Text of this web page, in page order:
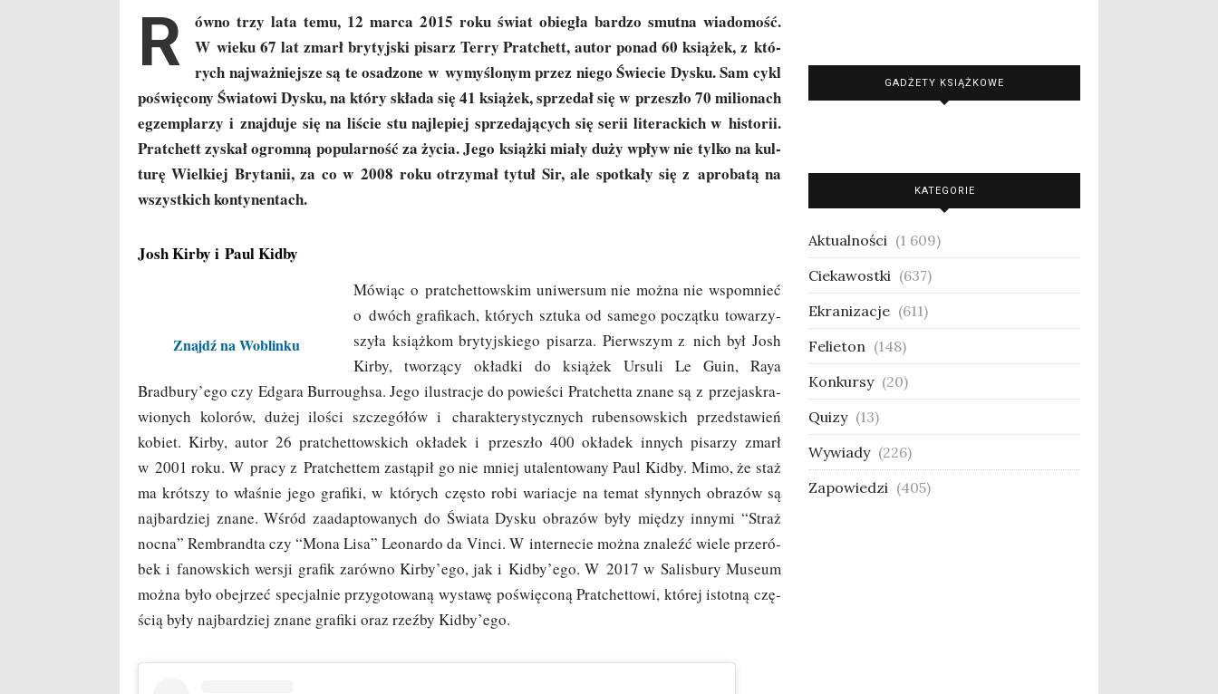
R
ów­no trzy lata temu, 12 mar­ca 2015 roku świat obie­gła bar­dzo smut­na wia­do­mość.
W wie­ku 67 lat zmarł bry­tyj­ski pisarz Ter­ry Prat­chett, autor ponad 60 ksią­żek, z któ­
rych naj­waż­niej­sze są te osa­dzo­ne w wymy­ślo­nym przez nie­go Świe­cie Dys­ku. Sam cykl
poświę­co­ny Świa­to­wi Dys­ku, na któ­ry skła­da się 41 ksią­żek, sprze­dał się w prze­szło 70 milio­nach
egzem­pla­rzy i znaj­du­je się na liście stu naj­le­piej sprze­da­ją­cych się serii lite­rac­kich w histo­rii.
Prat­chett zyskał ogrom­ną popu­lar­ność za życia. Jego książ­ki mia­ły duży wpływ nie tyl­ko na kul­
tu­rę Wiel­kiej Bry­ta­nii, za co w 2008 roku otrzy­mał tytuł Sir, ale spo­tka­ły się z apro­ba­tą na
wszyst­kich kontynentach.
Josh Kirby i Paul Kidby
Znajdź na Woblinku
Mówiąc o prat­chet­tow­skim uni­wer­sum nie moż­na nie wspo­mnieć
o dwóch gra­fi­kach, któ­rych sztu­ka od same­go począt­ku towa­rzy­
szy­ła książ­kom bry­tyj­skie­go pisa­rza. Pierw­szym z nich był Josh
Kir­by, two­rzą­cy okład­ki do ksią­żek Ursu­li Le Guin, Raya
Bradbury’ego czy Edga­ra Bur­ro­ugh­sa. Jego ilu­stra­cje do powie­ści Prat­chet­ta zna­ne są z prze­ja­skra­
wio­nych kolo­rów, dużej ilo­ści szcze­gó­łów i cha­rak­te­ry­stycz­nych ruben­sow­skich przed­sta­wień
kobiet. Kir­by, autor 26 prat­chet­tow­skich okła­dek i prze­szło 400 okła­dek innych pisa­rzy zmarł
w 2001 roku. W pra­cy z Prat­chet­tem zastą­pił go nie mniej uta­len­to­wa­ny Paul Kid­by. Mimo, że staż
ma krót­szy to wła­śnie jego gra­fi­ki, w któ­rych czę­sto robi waria­cje na temat słyn­nych obra­zów są
naj­bar­dziej zna­ne. Wśród zaadap­to­wa­nych do Świa­ta Dys­ku obra­zów były mię­dzy inny­mi “Straż
noc­na” Rem­brand­ta czy “Mona Lisa” Leonar­do da Vin­ci. W inter­ne­cie moż­na zna­leźć wie­le prze­ró­
bek i fanow­skich wer­sji gra­fik zarów­no Kirby’ego, jak i Kidby’ego. W 2017 w Salis­bu­ry Museum
moż­na było obej­rzeć spe­cjal­nie przy­go­to­wa­ną wysta­wę poświę­co­ną Prat­chet­to­wi, któ­rej istot­ną czę­
ścią były naj­bar­dziej zna­ne gra­fi­ki oraz rzeź­by Kidby’ego.
GADŻETY KSIĄŻKOWE
KATEGORIE
Aktualności (1 609)
Ciekawostki (637)
Ekranizacje (611)
Felieton (148)
Konkursy (20)
Quizy (13)
Wywiady (226)
Zapowiedzi (405)